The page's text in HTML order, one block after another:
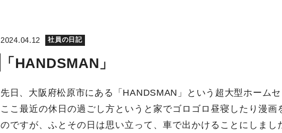
2024.04.12 社員の日記
「HANDSMAN」
先日、大阪府松原市にある「HANDSMAN」という超大型ホームセ
ここ最近の休日の過ごし方というと家でゴロゴロ昼寝したり漫
のですが、ふとその日は思い立って、車で出かけることにしまし